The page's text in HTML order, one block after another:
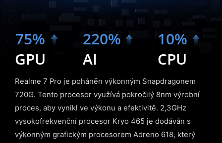
75%
GPU
220%
AI
10%
CPU
Realme 7 Pro je poháněn výkonným Snapdragonem
720G. Tento procesor využívá pokročilý 8nm výrobní
proces, aby vynikl ve výkonu a efektivitě. 2,3GHz
vysokofrekvenční procesor Kryo 465 je dodáván s
výkonným grafickým procesorem Adreno 618, který